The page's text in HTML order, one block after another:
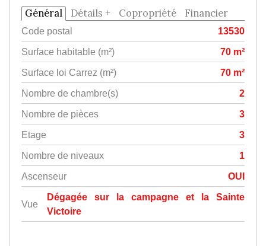
Général Détails + Copropriété Financier
Code postal
13530
Surface habitable (m²)
70 m²
Surface loi Carrez (m²)
70 m²
Nombre de chambre(s)
2
Nombre de pièces
3
Etage
3
Nombre de niveaux
1
Ascenseur
OUI
Vue
Dégagée sur la campagne et la Sainte
Victoire